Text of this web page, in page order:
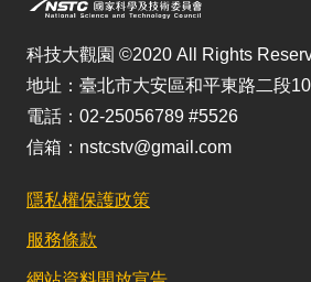
科技大觀園 ©2020 All Rights
地址：臺北市大安區和平東路二段
電話：02-25056789 #5526
信箱：nstcstv@gmail.com
隱私權保護政策
服務條款